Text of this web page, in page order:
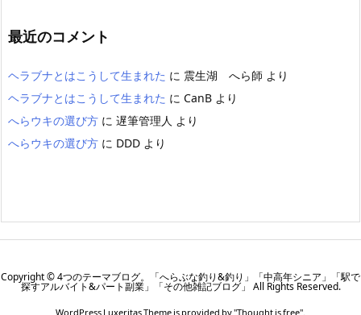
最近のコメント
ヘラブナとはこうして生まれた に 震生湖 へら師 より
ヘラブナとはこうして生まれた に CanB より
へらウキの選び方 に 遅筆管理人 より
へらウキの選び方 に DDD より
Copyright ©4つのテーマブログ。「へらぶな釣り&釣り」「中高年シニア」「駅で
探すアルバイト&パート副業」「その他雑記ブログ」 All Rights Reserved.
WordPress Luxeritas Theme is provided by "Thought is free".